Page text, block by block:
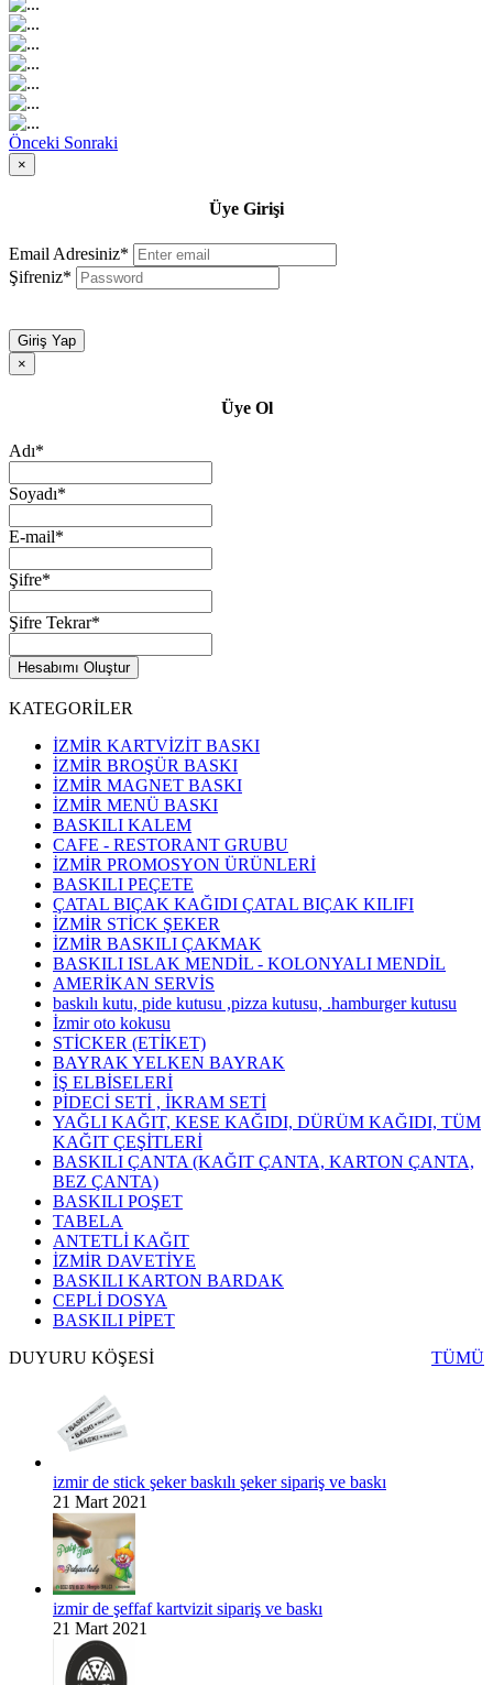
Önceki Sonraki
×
Üye Girişi
Email Adresiniz*
Şifreniz*
Giriş Yap
×
Üye Ol
Adı*
Soyadı*
E-mail*
Şifre*
Şifre Tekrar*
Hesabımı Oluştur
KATEGORİLER
İZMİR KARTVİZİT BASKI
İZMİR BROŞÜR BASKI
İZMİR MAGNET BASKI
İZMİR MENÜ BASKI
BASKILI KALEM
CAFE - RESTORANT GRUBU
İZMİR PROMOSYON ÜRÜNLERİ
BASKILI PEÇETE
ÇATAL BIÇAK KAĞIDI ÇATAL BIÇAK KILIFI
İZMİR STİCK ŞEKER
İZMİR BASKILI ÇAKMAK
BASKILI ISLAK MENDİL - KOLONYALI MENDİL
AMERİKAN SERVİS
baskılı kutu, pide kutusu ,pizza kutusu, .hamburger kutusu
İzmir oto kokusu
STİCKER (ETİKET)
BAYRAK YELKEN BAYRAK
İŞ ELBİSELERİ
PİDECİ SETİ , İKRAM SETİ
YAĞLI KAĞIT, KESE KAĞIDI, DÜRÜM KAĞIDI, TÜM
KAĞIT ÇEŞİTLERİ
BASKILI ÇANTA (KAĞIT ÇANTA, KARTON ÇANTA,
BEZ ÇANTA)
BASKILI POŞET
TABELA
ANTETLİ KAĞIT
İZMİR DAVETİYE
BASKILI KARTON BARDAK
CEPLİ DOSYA
BASKILI PİPET
DUYURU KÖŞESİ
TÜMÜ
izmir de stick şeker baskılı şeker sipariş ve baskı
21 Mart 2021
izmir de şeffaf kartvizit sipariş ve baskı
21 Mart 2021